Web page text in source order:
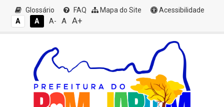
Glossário FAQ Mapa do Site
Acessibilidade
A
A A- A A+